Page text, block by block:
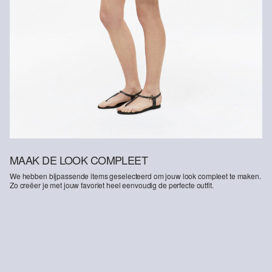
MAAK DE LOOK COMPLEET
We hebben bijpassende items geselecteerd om jouw look compleet te maken.
Zo creëer je met jouw favoriet heel eenvoudig de perfecte outfit.